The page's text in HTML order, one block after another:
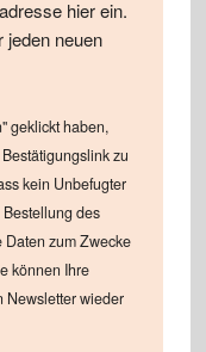
hier ein.
jeden neuen
geklickt haben,
zu
kein Unbefugter
des
Daten zum Zwecke
können Ihre
Newsletter wieder